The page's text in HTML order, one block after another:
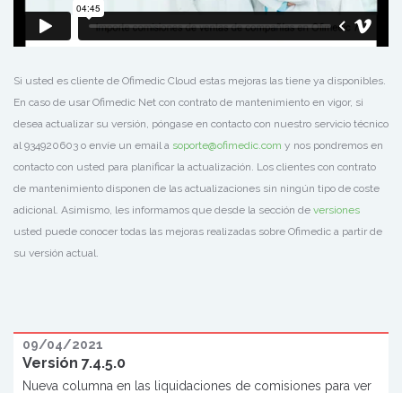
Si usted es cliente de Ofimedic Cloud estas mejoras las tiene ya disponibles.
En caso de usar Ofimedic Net con contrato de mantenimiento en vigor, si
desea actualizar su versión, póngase en contacto con nuestro servicio técnico
al 934920603 o envíe un email a soporte@ofimedic.com y nos pondremos en
contacto con usted para planificar la actualización. Los clientes con contrato
de mantenimiento disponen de las actualizaciones sin ningún tipo de coste
adicional. Asimismo, les informamos que desde la sección de versiones
usted puede conocer todas las mejoras realizadas sobre Ofimedic a partir de
su versión actual.
09/04/2021
Versión 7.4.5.0
Nueva columna en las liquidaciones de comisiones para ver